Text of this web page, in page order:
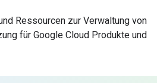
Ressourcen zur Verwaltung von
für Google Cloud Produkte und